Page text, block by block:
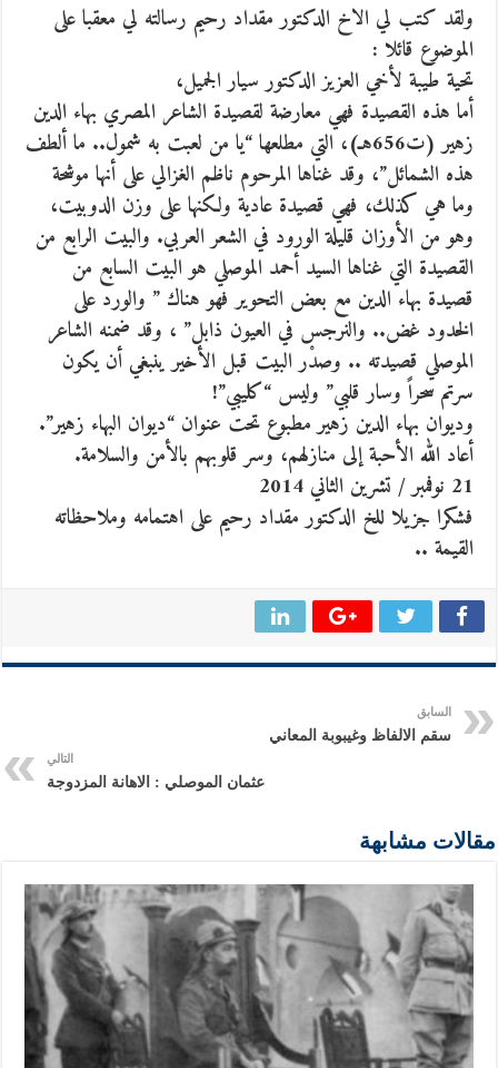
ولقد كتب لي الاخ الدكتور مقداد رحيم رسالته لي معقبا على
الموضوع قائلا :
تحية طيبة لأخي العزيز الدكتور سيار الجميل،
أما هذه القصيدة فهي معارضة لقصيدة الشاعر المصري بهاء الدين
زهير (ت656هـ)، التي مطلعها “يا من لعبت به شمول.. ما ألطف
هذه الشمائل”، وقد غناها المرحوم ناظم الغزالي على أنها موشحة
وما هي كذلك، فهي قصيدة عادية ولكنها على وزن الدوبيت،
وهو من الأوزان قليلة الورود في الشعر العربي. والبيت الرابع من
القصيدة التي غناها السيد أحمد الموصلي هو البيت السابع من
قصيدة بهاء الدين مع بعض التحوير فهو هناك ” والورد على
الخدود غض.. والنرجس في العيون ذابل” ، وقد ضمنه الشاعر
الموصلي قصيدته .. وصدْر البيت قبل الأخير ينبغي أن يكون
سرتم سحراً وسار قلبي” وليس “كليبي”!
وديوان بهاء الدين زهير مطبوع تحت عنوان “ديوان البهاء زهير”.
أعاد الله الأحبة إلى منازلهم، وسر قلوبهم بالأمن والسلامة.
21 نوفمبر / تشرين الثاني 2014
فشكرا جزيلا للخ الدكتور مقداد رحيم على اهتمامه وملاحظاته
القيمة ..
السابق
سقم الالفاظ وغيبوبة المعاني
التالي
عثمان الموصلي : الاهانة المزدوجة
مقالات مشابهة